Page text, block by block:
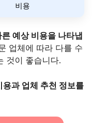
비용
예상 비용을 나타냅
업체에 따라 다를 수
것이 좋습니다.
과 업체 추천 정보를